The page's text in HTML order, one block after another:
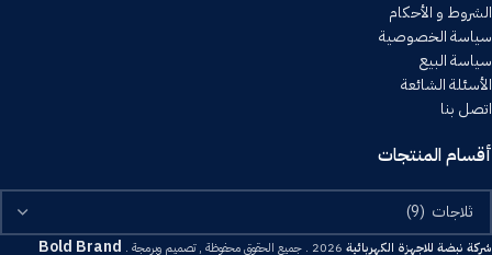
الشروط و الأحكام
سياسة الخصوصية
سياسة البيع
الأسئلة الشائعة
اتصل بنا
أقسام المنتجات
شركة نبضة للاجهزة الكهربائية 2026 . جميع الحقوق محفوظة , تصميم وبرمجة . Bold Brand